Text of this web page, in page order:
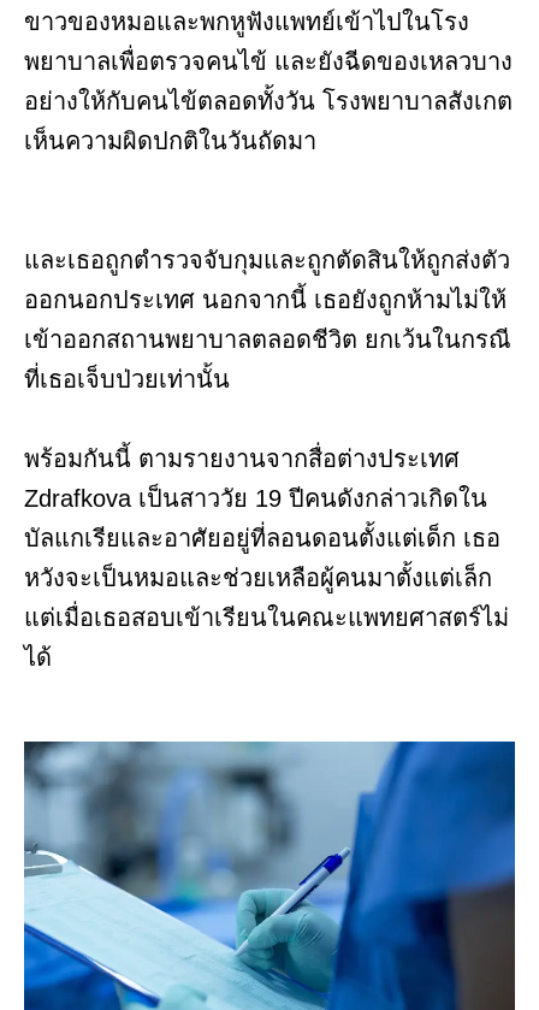
ขาวของหมอและพกหูฟังแพทย์เข้าไปในโรง
พยาบาลเพื่อตรวจคนไข้ และยังฉีดของเหลวบาง
อย่างให้กับคนไข้ตลอดทั้งวัน โรงพยาบาลสังเกต
เห็นความผิดปกติในวันถัดมา
และเธอถูกตำรวจจับกุมและถูกตัดสินให้ถูกส่งตัว
ออกนอกประเทศ นอกจากนี้ เธอยังถูกห้ามไม่ให้
เข้าออกสถานพยาบาลตลอดชีวิต ยกเว้นในกรณี
ที่เธอเจ็บป่วยเท่านั้น
พร้อมกันนี้ ตามรายงานจากสื่อต่างประเทศ
Zdrafkova เป็นสาววัย 19 ปีคนดังกล่าวเกิดใน
บัลแกเรียและอาศัยอยู่ที่ลอนดอนตั้งแต่เด็ก เธอ
หวังจะเป็นหมอและช่วยเหลือผู้คนมาตั้งแต่เล็ก
แต่เมื่อเธอสอบเข้าเรียนในคณะแพทยศาสตร์ไม่
ได้